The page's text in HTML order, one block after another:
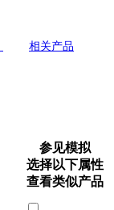
相关产品
参见模拟
选择以下属性
查看类似产品